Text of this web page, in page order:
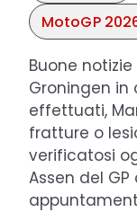
MotoGP
Buone
Groningen in
effettuati,
fratture o
verificatosi
Assen del